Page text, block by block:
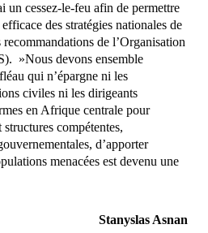
un cessez-le-feu afin de permettre
des stratégies nationales de
de l’Organisation
»Nous devons ensemble
qui n’épargne ni les
civiles ni les dirigeants
en Afrique centrale pour
compétentes,
d’apporter
menacées est devenu une
Stanyslas Asnan